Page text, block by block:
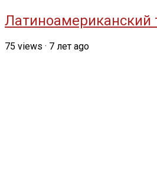
Латиноамериканский
75 views · 7 лет ago